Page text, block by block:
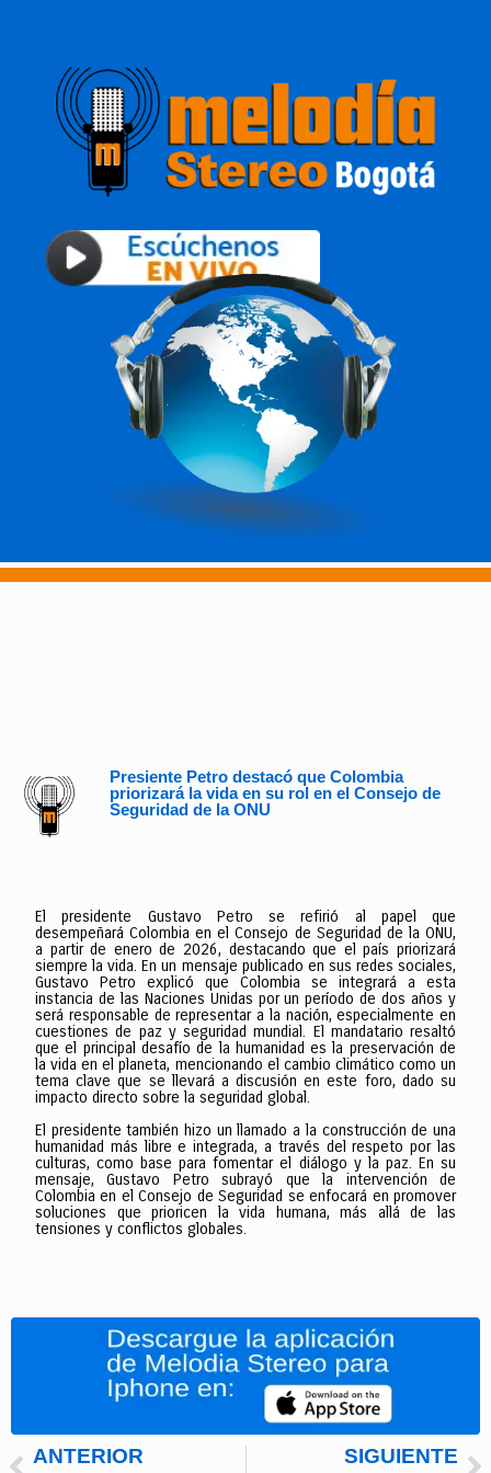
Presiente Petro destacó que Colombia
priorizará la vida en su rol en el Consejo de
Seguridad de la ONU
El presidente Gustavo Petro se refirió al papel que
desempeñará Colombia en el Consejo de Seguridad de la ONU,
a partir de enero de 2026, destacando que el país priorizará
siempre la vida. En un mensaje publicado en sus redes sociales,
Gustavo Petro explicó que Colombia se integrará a esta
instancia de las Naciones Unidas por un período de dos años y
será responsable de representar a la nación, especialmente en
cuestiones de paz y seguridad mundial. El mandatario resaltó
que el principal desafío de la humanidad es la preservación de
la vida en el planeta, mencionando el cambio climático como un
tema clave que se llevará a discusión en este foro, dado su
impacto directo sobre la seguridad global.
El presidente también hizo un llamado a la construcción de una
humanidad más libre e integrada, a través del respeto por las
culturas, como base para fomentar el diálogo y la paz. En su
mensaje, Gustavo Petro subrayó que la intervención de
Colombia en el Consejo de Seguridad se enfocará en promover
soluciones que prioricen la vida humana, más allá de las
tensiones y conflictos globales.
ANTERIOR SIGUIENTE